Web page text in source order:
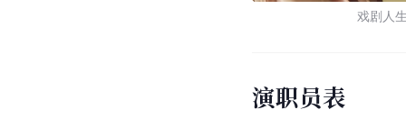
戏剧人
演职员表